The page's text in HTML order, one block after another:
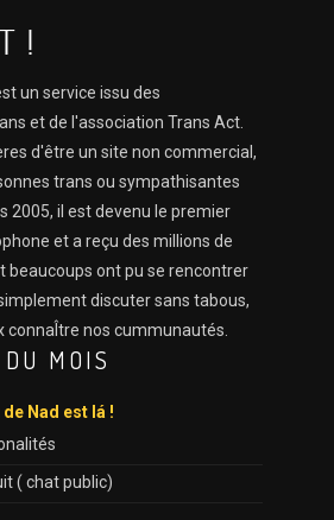
un service issu des
et de l'association Trans Act.
d'être un site non commercial,
trans ou sympathisantes
2005, il est devenu le premier
et a reçu des millions de
beaucoups ont pu se rencontrer
discuter sans tabous,
connaÎtre nos cummunautés.
MOIS
Nad est lá !
( chat public)